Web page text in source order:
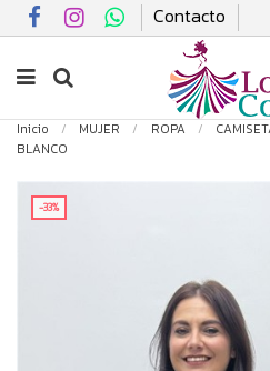
Contacto
Inicio MUJER ROPA
BLANCO
-33%